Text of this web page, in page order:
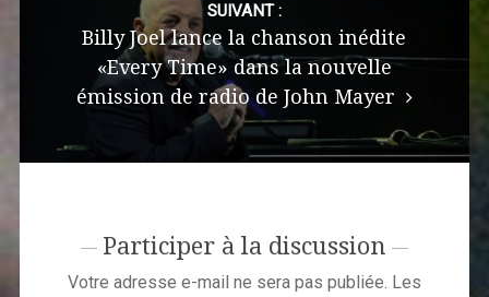
SUIVANT :
Billy Joel lance la chanson inédite
«Every Time» dans la nouvelle
émission de radio de John Mayer
Participer à la discussion
Votre adresse e-mail ne sera pas publiée. Les